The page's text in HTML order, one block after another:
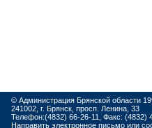
© Администрация Брянской области
241002, г. Брянск, просп. Ленина, 33
Телефон:(4832) 66-26-11, Факс: (4832)
Направить электронное письмо или